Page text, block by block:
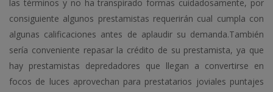
las términos y no ha transpirado formas cuidadosamente, por
consiguiente algunos prestamistas requerirán cual cumpla con
algunas calificaciones antes de aplaudir su demanda.También
serí­a conveniente repasar la crédito de su prestamista, ya que
hay prestamistas depredadores que llegan a convertirse en
focos de luces aprovechan para prestatarios joviales puntajes